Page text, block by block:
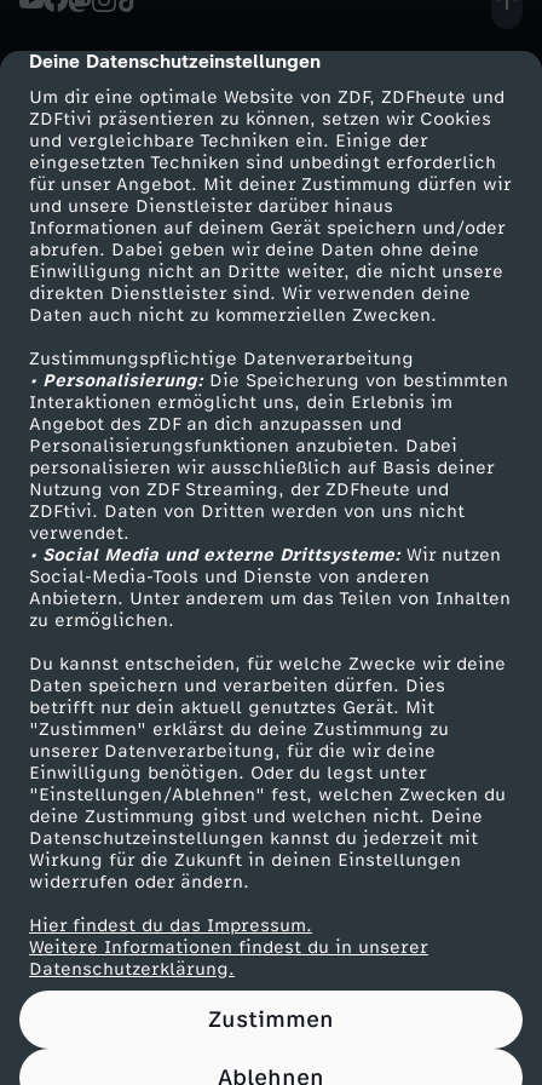
cmp-dialog-description
Deine Datenschutzeinstellungen
Um dir eine optimale Website von ZDF, ZDFheute und
ZDFtivi präsentieren zu können, setzen wir Cookies
und vergleichbare Techniken ein. Einige der
eingesetzten Techniken sind unbedingt erforderlich
für unser Angebot. Mit deiner Zustimmung dürfen wir
und unsere Dienstleister darüber hinaus
Informationen auf deinem Gerät speichern und/oder
abrufen. Dabei geben wir deine Daten ohne deine
Einwilligung nicht an Dritte weiter, die nicht unsere
direkten Dienstleister sind. Wir verwenden deine
Daten auch nicht zu kommerziellen Zwecken.
Zustimmungspflichtige Datenverarbeitung
• Personalisierung:Die Speicherung von bestimmten
Interaktionen ermöglicht uns, dein Erlebnis im
Angebot des ZDF an dich anzupassen und
Personalisierungsfunktionen anzubieten. Dabei
personalisieren wir ausschließlich auf Basis deiner
Nutzung von ZDF Streaming, der ZDFheute und
ZDFtivi. Daten von Dritten werden von uns nicht
verwendet.
• Social Media und externe Drittsysteme:Wir nutzen
Social-Media-Tools und Dienste von anderen
Anbietern. Unter anderem um das Teilen von Inhalten
zu ermöglichen.
Du kannst entscheiden, für welche Zwecke wir deine
Daten speichern und verarbeiten dürfen. Dies
betrifft nur dein aktuell genutztes Gerät. Mit
"Zustimmen" erklärst du deine Zustimmung zu
unserer Datenverarbeitung, für die wir deine
Einwilligung benötigen. Oder du legst unter
"Einstellungen/Ablehnen" fest, welchen Zwecken du
deine Zustimmung gibst und welchen nicht. Deine
Datenschutzeinstellungen kannst du jederzeit mit
Wirkung für die Zukunft in deinen Einstellungen
widerrufen oder ändern.
Hier findest du das Impressum.
Weitere Informationen findest du in unserer
Datenschutzerklärung.
Zustimmen
Ablehnen
h
e
n
ee
r
l
u
s
t
ü
c
k
d
e
r
A
n
d
e
r
e
n
u
n
d
M
a
r
i
e
-
E
i
n
e
W
e
i
h
n
a
e
i
r
a
t
e
t
,
g
e
s
c
h
i
e
d
e
s
t
e
A
u
s
f
a
h
r
t
G
l
ü
k
t
d
a
s
L
e
b
e
n
–
L
i
f
e
I
t
o
l
d
e
n
e
U
f
e
r
s
c
h
r
e
c
k
l
i
c
h
r
e
i
c
h
e
s
w
e
i
g
e
i
n
u
t
b
e
.
J
e
t
z
t
!
a
L
i
n
d
s
t
r
ö
m
ö
t
z
l
i
c
h
S
c
h
w
e
s
t
e
r
Mehr ZDF
ZDF-Apps
Smart TV
ZDFtext
Livestreams
Sendungen A-Z
TV-Programm
Service
ZDFmitreden
Kontakt zum ZDF
Tickets
Zuschauerservice
Hilfe
ZDF Unternehmen
Karriere
ZDF goes Schule
Werbefernsehen
Mainzelmännchen
Partner